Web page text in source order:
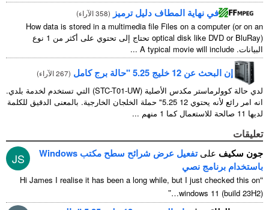
المطاف دليل ترميز 358 الآراء
How data is stored in a multimedia file Files on
optical
) تحتاج إلى تحتوي على أكثر من 1 نوع
A typical
...
(267 الآراء )
لدي حالة كوولرماستر مكدس الأصلية (STC-T01-UW) التي تستخدم لخدمة بلدي.
انه امر رائع لأنه يحتوي 12 5.25" حملة الخلجان الخارجية. بالمعنى الدقيق للكلمة
JS
تفعيل عرض شرائح سطح مكتب Windows
Hi James I realise it has been a long while,but I
”